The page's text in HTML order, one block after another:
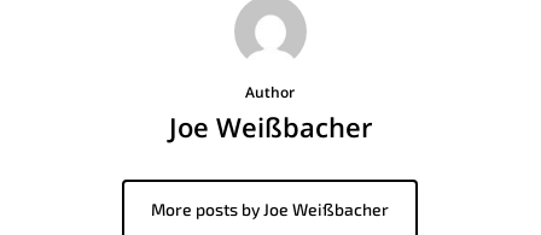
Author
Joe Weißbacher
More posts by Joe Weißbacher